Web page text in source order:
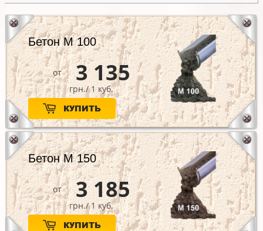
Бетон М 100
от 3 135
грн./ 1 куб.
КУПИТЬ
Бетон М 150
от 3 185
грн./ 1 куб.
КУПИТЬ